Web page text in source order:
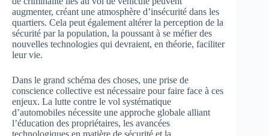
augmenter, créant une atmosphère d’insécurité dans les
quartiers. Cela peut également altérer la perception de la
sécurité par la population, la poussant à se méfier des
nouvelles technologies qui devraient, en théorie, faciliter
leur vie.
Dans le grand schéma des choses, une prise de
conscience collective est nécessaire pour faire face à ces
enjeux. La lutte contre le vol systématique
d’automobiles nécessite une approche globale alliant
l’éducation des propriétaires, les avancées